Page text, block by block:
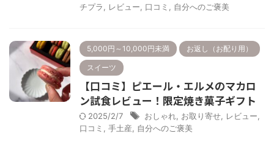
チプラ
レビュー 口コミ 自分へのご褒美
5,000円～10,000円未満 お返し（お配り用）
スイーツ
【口コミ】ピエール・エルメのマカロ
ン試食レビュー！限定焼き菓子ギフト
2025/2/7 おしゃれ お取り寄せ レビュー
口コミ
手土産 自分へのご褒美